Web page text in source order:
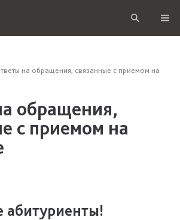
на обращения, связанные с приемом на
обращения,
с приемом на